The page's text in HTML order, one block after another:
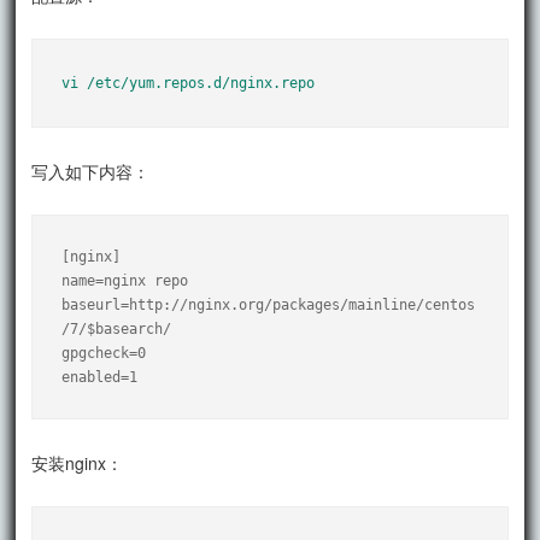
vi /etc/yum.repos.d/nginx.repo
写入如下内容：
[nginx]
name=nginx repo
baseurl=http://nginx.org/packages/mainline/centos
/7/$basearch/
gpgcheck=0
enabled=1
安装nginx：